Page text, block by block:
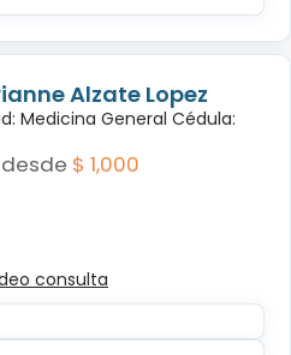
Alzate Lopez
Medicina General Cédula:
$ 1,000
consulta